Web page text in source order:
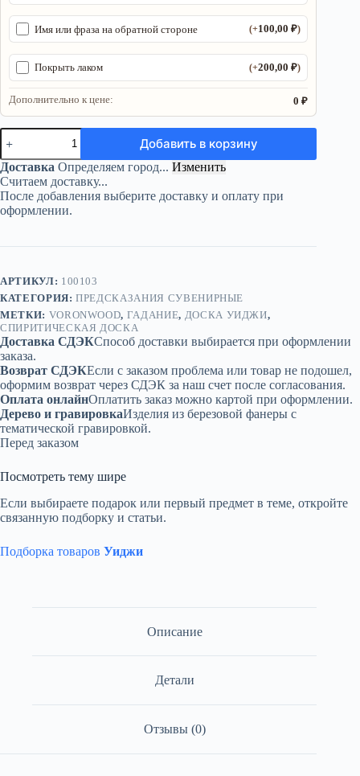
Имя или фраза на обратной стороне (+100,00₽)
Покрыть лаком (+200,00₽)
Дополнительно к цене: 0 ₽
Количество
товара
Деревянная
доска
Уиджи
с
пауками
Добавить в корзину
Доставка Определяем город... Изменить
Считаем доставку...
После добавления выберите доставку и оплату при
оформлении.
АРТИКУЛ: 100103
КАТЕГОРИЯ:ПРЕДСКАЗАНИЯ СУВЕНИРНЫЕ
МЕТКИ: VORONWOOD, ГАДАНИЕ, ДОСКА УИДЖИ,
СПИРИТИЧЕСКАЯ ДОСКА
Доставка СДЭКСпособ доставки выбирается при оформлении
заказа.
Возврат СДЭКЕсли с заказом проблема или товар не подошел,
оформим возврат через СДЭК за наш счет после согласования.
Оплата онлайнОплатить заказ можно картой при оформлении.
Дерево и гравировкаИзделия из березовой фанеры с
тематической гравировкой.
Перед заказом
Посмотреть тему шире
Если выбираете подарок или первый предмет в теме, откройте
связанную подборку и статьи.
Подборка товаров Уиджи
Описание
Детали
Отзывы (0)